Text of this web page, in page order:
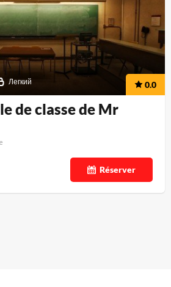
Легкий 0.0
de classe de Mr
Réserver